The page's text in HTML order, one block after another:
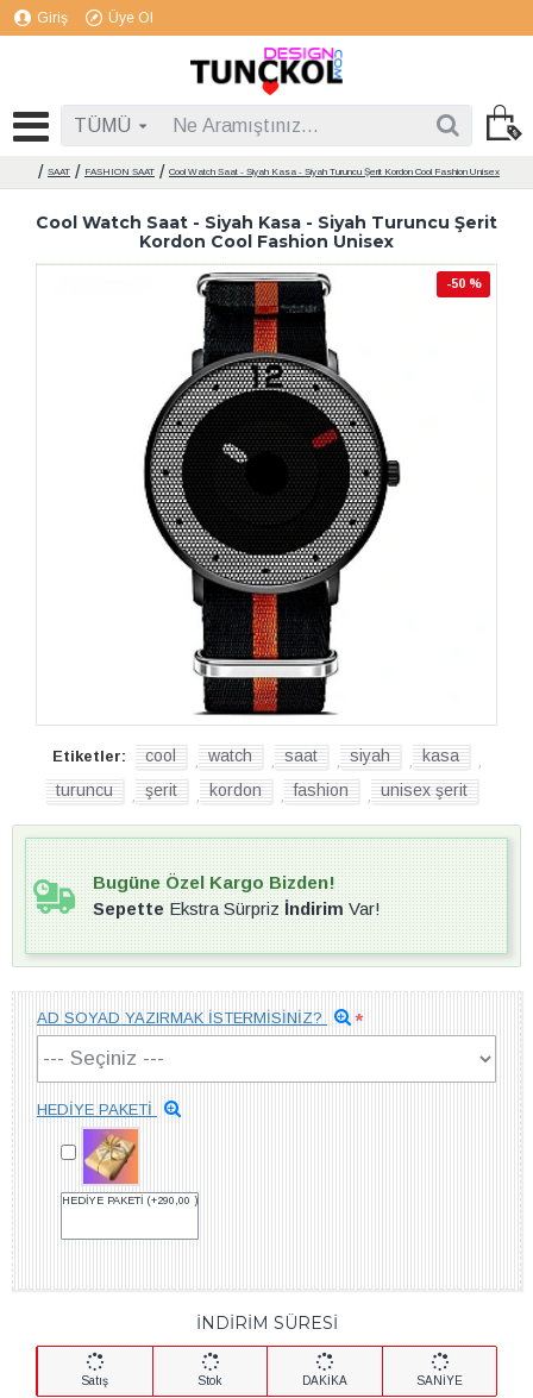
Giriş Üye Ol
TÜMÜ
SAAT FASHION SAAT Cool Watch Saat - Siyah Kasa - Siyah Turuncu Şerit Kordon Cool Fashion Unisex
Cool Watch Saat - Siyah Kasa - Siyah Turuncu Şerit
Kordon Cool Fashion Unisex
-50 %
Etiketler: cool watch saat siyah kasa
turuncu şerit kordon fashion unisex şerit
İNDİRİM SÜRESİ
Satış Stok DAKİKA SANİYE
AD SOYAD YAZIRMAK İSTERMİSİNİZ?
HEDİYE PAKETİ
HEDİYE PAKETİ (+290,00 )
Bugüne Özel Kargo Bizden!
SepetteEkstra SürprizİndirimVar!